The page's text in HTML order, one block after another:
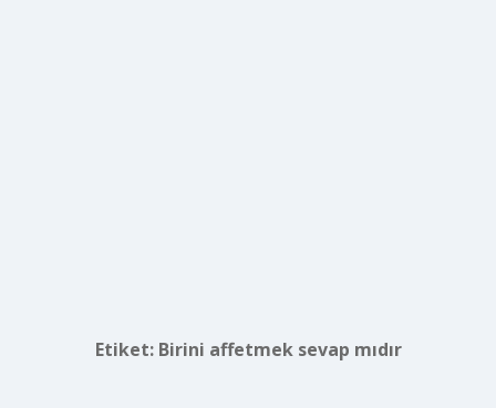
Etiket: Birini affetmek sevap mıdır